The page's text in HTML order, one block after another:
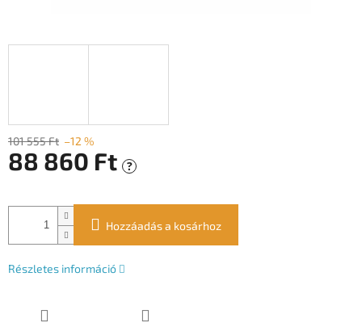
101 555 Ft –12 %
88 860 Ft ?
Hozzáadás a kosárhoz
Részletes információ